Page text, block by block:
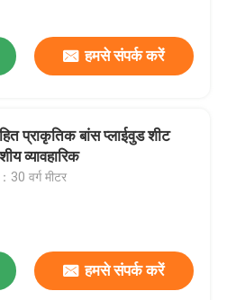
हमसे संपर्क करें
प्राकृतिक बांस प्लाईवुड शीट
व्यावहारिक
30 वर्ग मीटर
हमसे संपर्क करें